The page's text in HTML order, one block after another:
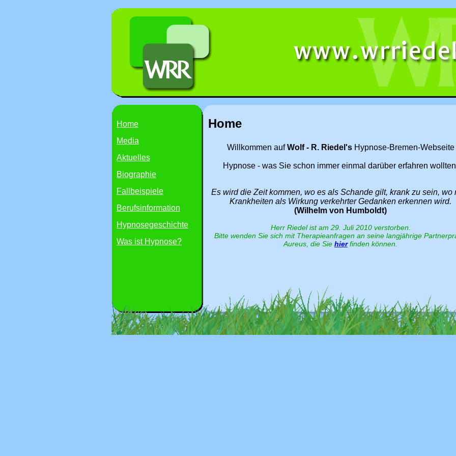
Home
Media
Aktuelles
Biographie
Fallbeispiele
Berufsinformation
Hypnosegeschichte
Was ist Hypnose?
Home
Willkommen aufWolf - R. Riedel'sHypnose-Bremen-Webseite
Hypnose - was Sie schon immer einmal darüber erfahren
Es wird die Zeit kommen, wo es als Schande gilt, krank zu sein, wo
Krankheiten als Wirkung verkehrter Gedanken erkennen wird.
(Wilhelm von Humboldt)
Herr Riedel ist am 29. Juli 2010 verstorben.
Bitte wenden Sie sich mit Therapieanfragen an seine langjährige
Aureus, die Sie hierfinden können.